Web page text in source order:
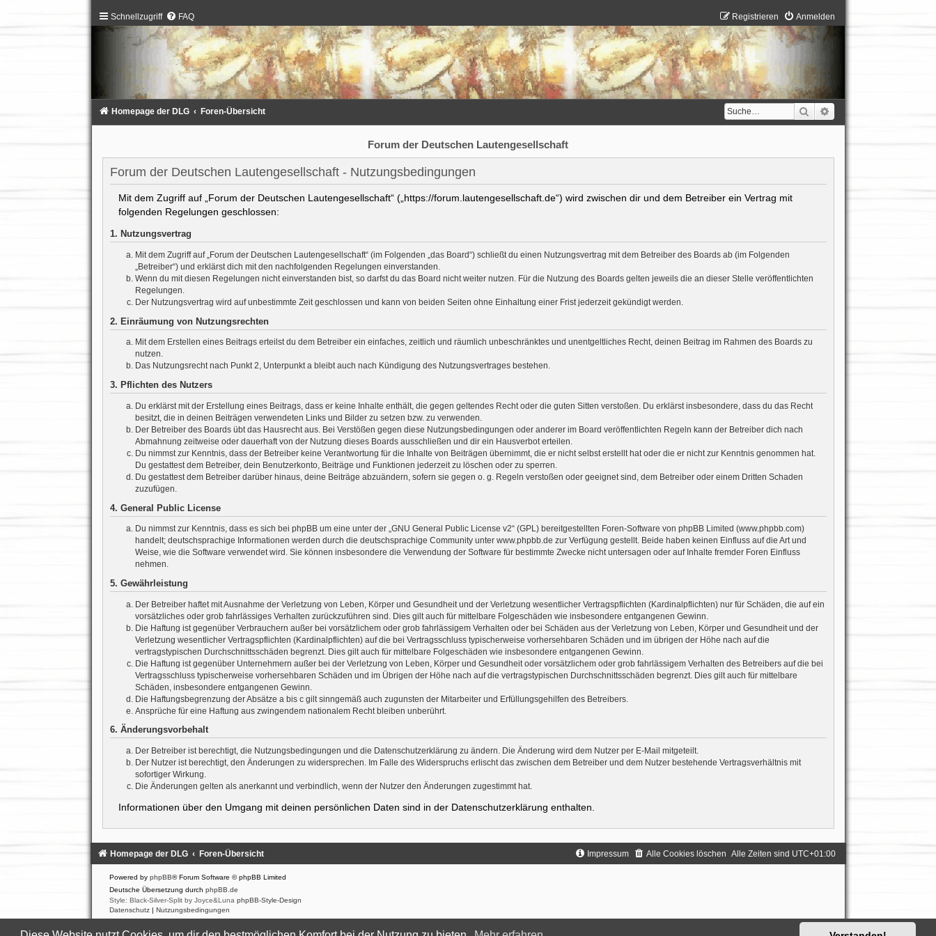
Schnellzugriff FAQ Anmelden
Registrieren
Suche
Homepage der DLG Foren-Übersicht
Forum der Deutschen Lautengesellschaft
Forum der Deutschen Lautengesellschaft - Nutzungsbedingungen
Mit dem Zugriff auf „Forum der Deutschen Lautengesellschaft“ („https://forum.lautengesellschaft.de“) wird zwischen dir und dem Betreiber ein Vertrag mit
folgenden Regelungen geschlossen:
1. Nutzungsvertrag
Mit dem Zugriff auf „Forum der Deutschen Lautengesellschaft“ (im Folgenden „das Board“) schließt du einen Nutzungsvertrag mit dem Betreiber des Boards ab (im Folgenden
„Betreiber“) und erklärst dich mit den nachfolgenden Regelungen einverstanden.
Wenn du mit diesen Regelungen nicht einverstanden bist, so darfst du das Board nicht weiter nutzen. Für die Nutzung des Boards gelten jeweils die an dieser Stelle veröffentlichten
Regelungen.
Der Nutzungsvertrag wird auf unbestimmte Zeit geschlossen und kann von beiden Seiten ohne Einhaltung einer Frist jederzeit gekündigt werden.
2. Einräumung von Nutzungsrechten
Mit dem Erstellen eines Beitrags erteilst du dem Betreiber ein einfaches, zeitlich und räumlich unbeschränktes und unentgeltliches Recht, deinen Beitrag im Rahmen des Boards zu
nutzen.
Das Nutzungsrecht nach Punkt 2, Unterpunkt a bleibt auch nach Kündigung des Nutzungsvertrages bestehen.
3. Pflichten des Nutzers
Du erklärst mit der Erstellung eines Beitrags, dass er keine Inhalte enthält, die gegen geltendes Recht oder die guten Sitten verstoßen. Du erklärst insbesondere, dass du das Recht
besitzt, die in deinen Beiträgen verwendeten Links und Bilder zu setzen bzw. zu verwenden.
Der Betreiber des Boards übt das Hausrecht aus. Bei Verstößen gegen diese Nutzungsbedingungen oder anderer im Board veröffentlichten Regeln kann der Betreiber dich nach
Abmahnung zeitweise oder dauerhaft von der Nutzung dieses Boards ausschließen und dir ein Hausverbot erteilen.
Du nimmst zur Kenntnis, dass der Betreiber keine Verantwortung für die Inhalte von Beiträgen übernimmt, die er nicht selbst erstellt hat oder die er nicht zur Kenntnis genommen hat.
Du gestattest dem Betreiber, dein Benutzerkonto, Beiträge und Funktionen jederzeit zu löschen oder zu sperren.
Du gestattest dem Betreiber darüber hinaus, deine Beiträge abzuändern, sofern sie gegen o. g. Regeln verstoßen oder geeignet sind, dem Betreiber oder einem Dritten Schaden
zuzufügen.
4. General Public License
Du nimmst zur Kenntnis, dass es sich bei phpBB um eine unter der „GNU General Public License v2“ (GPL) bereitgestellten Foren-Software von phpBB Limited (www.phpbb.com)
handelt; deutschsprachige Informationen werden durch die deutschsprachige Community unter www.phpbb.de zur Verfügung gestellt. Beide haben keinen Einfluss auf die Art und
Weise, wie die Software verwendet wird. Sie können insbesondere die Verwendung der Software für bestimmte Zwecke nicht untersagen oder auf Inhalte fremder Foren Einfluss
nehmen.
5. Gewährleistung
Der Betreiber haftet mit Ausnahme der Verletzung von Leben, Körper und Gesundheit und der Verletzung wesentlicher Vertragspflichten (Kardinalpflichten) nur für Schäden, die auf ein
vorsätzliches oder grob fahrlässiges Verhalten zurückzuführen sind. Dies gilt auch für mittelbare Folgeschäden wie insbesondere entgangenen Gewinn.
Die Haftung ist gegenüber Verbrauchern außer bei vorsätzlichem oder grob fahrlässigem Verhalten oder bei Schäden aus der Verletzung von Leben, Körper und Gesundheit und der
Verletzung wesentlicher Vertragspflichten (Kardinalpflichten) auf die bei Vertragsschluss typischerweise vorhersehbaren Schäden und im übrigen der Höhe nach auf die
vertragstypischen Durchschnittsschäden begrenzt. Dies gilt auch für mittelbare Folgeschäden wie insbesondere entgangenen Gewinn.
Die Haftung ist gegenüber Unternehmern außer bei der Verletzung von Leben, Körper und Gesundheit oder vorsätzlichem oder grob fahrlässigem Verhalten des Betreibers auf die bei
Vertragsschluss typischerweise vorhersehbaren Schäden und im Übrigen der Höhe nach auf die vertragstypischen Durchschnittsschäden begrenzt. Dies gilt auch für mittelbare
Schäden, insbesondere entgangenen Gewinn.
Die Haftungsbegrenzung der Absätze a bis c gilt sinngemäß auch zugunsten der Mitarbeiter und Erfüllungsgehilfen des Betreibers.
Ansprüche für eine Haftung aus zwingendem nationalem Recht bleiben unberührt.
6. Änderungsvorbehalt
Der Betreiber ist berechtigt, die Nutzungsbedingungen und die Datenschutzerklärung zu ändern. Die Änderung wird dem Nutzer per E-Mail mitgeteilt.
Der Nutzer ist berechtigt, den Änderungen zu widersprechen. Im Falle des Widerspruchs erlischt das zwischen dem Betreiber und dem Nutzer bestehende Vertragsverhältnis mit
sofortiger Wirkung.
Die Änderungen gelten als anerkannt und verbindlich, wenn der Nutzer den Änderungen zugestimmt hat.
Informationen über den Umgang mit deinen persönlichen Daten sind in der Datenschutzerklärung enthalten.
Homepage der DLG Foren-Übersicht Alle Zeiten sind UTC+01:00
Alle Cookies löschen
Impressum
Powered by phpBB® Forum Software © phpBB Limited
Deutsche Übersetzung durch phpBB.de
Style: Black-Silver-Split by Joyce&Luna phpBB-Style-Design
Datenschutz | Nutzungsbedingungen